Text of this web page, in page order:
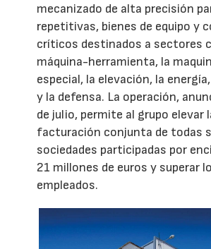
mecanizado de alta precisión
repetitivas, bienes de equipo y
críticos destinados a sectores
máquina-herramienta, la
especial, la elevación, la
y la defensa. La operación,
de julio, permite al grupo elevar
facturación conjunta de todas
sociedades participadas por
21 millones de euros y superar
empleados.